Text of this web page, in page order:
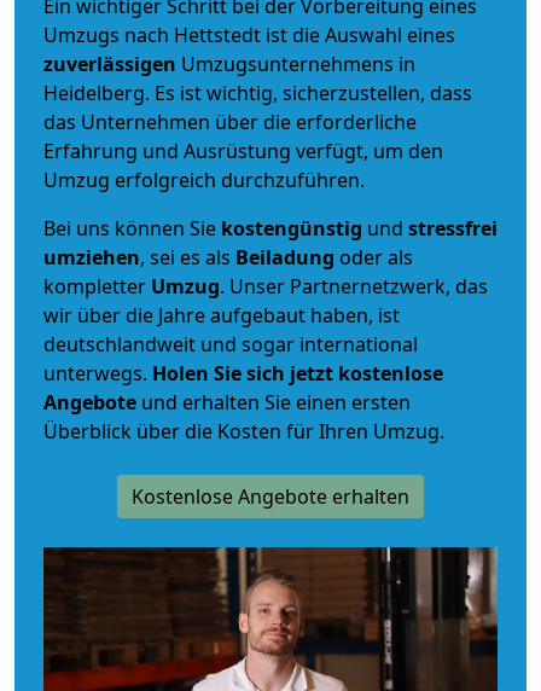
Ein wichtiger Schritt bei der Vorbereitung eines
Umzugs nach Hettstedt ist die Auswahl eines
zuverlässigen Umzugsunternehmens in
Heidelberg. Es ist wichtig, sicherzustellen, dass
das Unternehmen über die erforderliche
Erfahrung und Ausrüstung verfügt, um den
Umzug erfolgreich durchzuführen.
Bei uns können Sie kostengünstig und stressfrei
umziehen, sei es als Beiladung oder als
kompletter Umzug. Unser Partnernetzwerk, das
wir über die Jahre aufgebaut haben, ist
deutschlandweit und sogar international
unterwegs. Holen Sie sich jetzt kostenlose
Angebote und erhalten Sie einen ersten
Überblick über die Kosten für Ihren Umzug.
Kostenlose Angebote erhalten